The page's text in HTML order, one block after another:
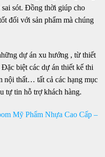
sót. Đồng thời giúp cho
đối với sản phẩm mà chúng
dự án xu hướng , từ thiết
biệt các dự án thiết kế thi
nội thất… tất cả các hạng mục
tự tin hỗ trợ khách hàng.
Mỹ Phẩm Nhựa Cao Cấp –